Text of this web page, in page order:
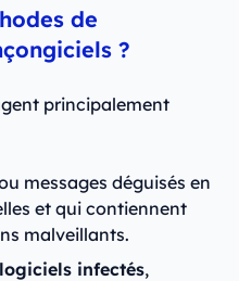
de
?
principalement
messages déguisés en
et qui contiennent
malveillants.
infectés,